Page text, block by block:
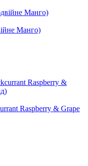
Манго)
Raspberry & Grape